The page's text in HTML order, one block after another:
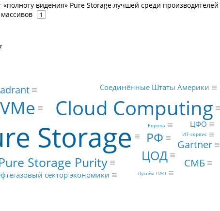
«полноту видения» Pure Storage лучшей среди производителей
1
Storage
Cloud Computing
ЦОД
РФ
Storage Purity
СМБ
Gartner
Соединённые Штаты Америки
ЦФО
сектор экономики
Европа
ИТ-сервис
Лукойл ПАО